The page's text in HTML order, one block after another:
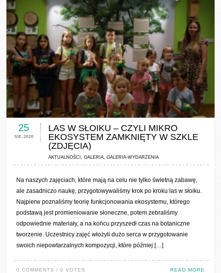
0 COMMENTS / 0 VOTES
25
SIE-2020
LAS W SŁOIKU – CZYLI MIKRO
EKOSYSTEM ZAMKNIĘTY W SZKLE
(ZDJĘCIA)
AKTUALNOŚCI ,GALERIA ,GALERIA-WYDARZENIA
Na naszych zajęciach, które mają na celu nie tylko świetną zabawę,
ale zasadniczo naukę, przygotowywaliśmy krok po kroku las w słoiku.
Najpierw poznaliśmy teorię funkcjonowania ekosystemu, którego
podstawą jest promieniowanie słoneczne, potem zebraliśmy
odpowiednie materiały, a na końcu przyszedł czas na botaniczne
tworzenie. Uczestnicy zajęć włożyli dużo serca w przygotowanie
swoich niepowtarzalnych kompozycji, które później […]
0 COMMENTS / 0 VOTES READ MORE